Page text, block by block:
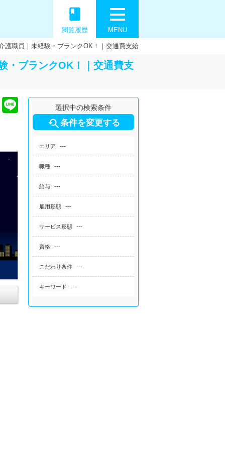
MENU
book
閲覧履歴
護職員｜未経験・ブランクOK！｜交通費支給
・ブランクOK！｜交通費支
選択中の検索条件
条件を変更する
エリア ---
職種 ---
給与 ---
雇用形態 ---
サービス形態 ---
資格 ---
こだわり条件 ---
キーワード ---